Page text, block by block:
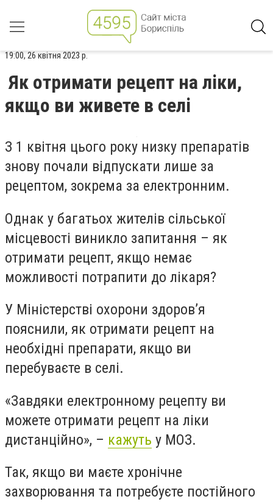
19:00, 26 квітня 2023 р.
Як отримати рецепт на ліки,
якщо ви живете в селі
З 1 квітня цього року низку препаратів
знову почали відпускати лише за
рецептом, зокрема за електронним.
Однак у багатьох жителів сільської
місцевості виникло запитання – як
отримати рецепт, якщо немає
можливості потрапити до лікаря?
У Міністерстві охорони здоров’я
пояснили, як отримати рецепт на
необхідні препарати, якщо ви
перебуваєте в селі.
«Завдяки електронному рецепту ви
можете отримати рецепт на ліки
дистанційно», – кажуть у МОЗ.
Так, якщо ви маєте хронічне
захворювання та потребуєте постійного